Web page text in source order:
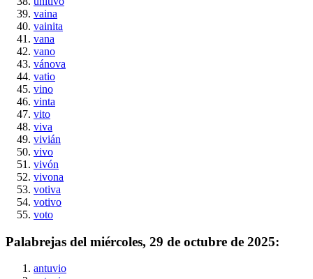
vaina
vainita
vana
vano
vánova
vatio
vino
vinta
vito
viva
vivián
vivo
vivón
vivona
votiva
votivo
voto
Palabrejas del miércoles, 29 de octubre de 2025:
antuvio